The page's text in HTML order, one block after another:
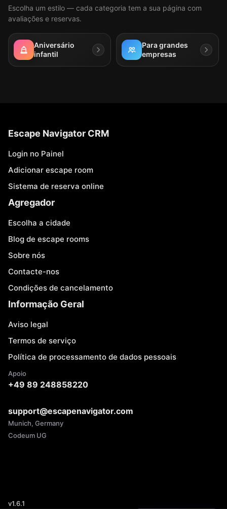
Escolha um estilo — cada categoria tem a sua página com
avaliações e reservas.
Aniversário
infantil
Para grandes
empresas
Escape Navigator CRM
Login no Painel
Adicionar escape room
Sistema de reserva online
Agregador
Escolha a cidade
Blog de escape rooms
Sobre nós
Contacte-nos
Condições de cancelamento
Informação Geral
Aviso legal
Termos de serviço
Política de processamento de dados pessoais
Apoio
+49 89 248858220
support@escapenavigator.com
Munich, Germany
Codeum UG
v1.6.1